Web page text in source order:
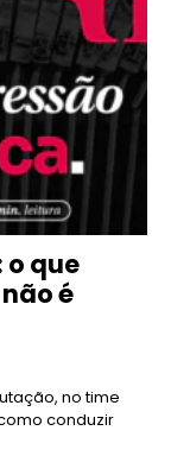
que
é
no time
conduzir